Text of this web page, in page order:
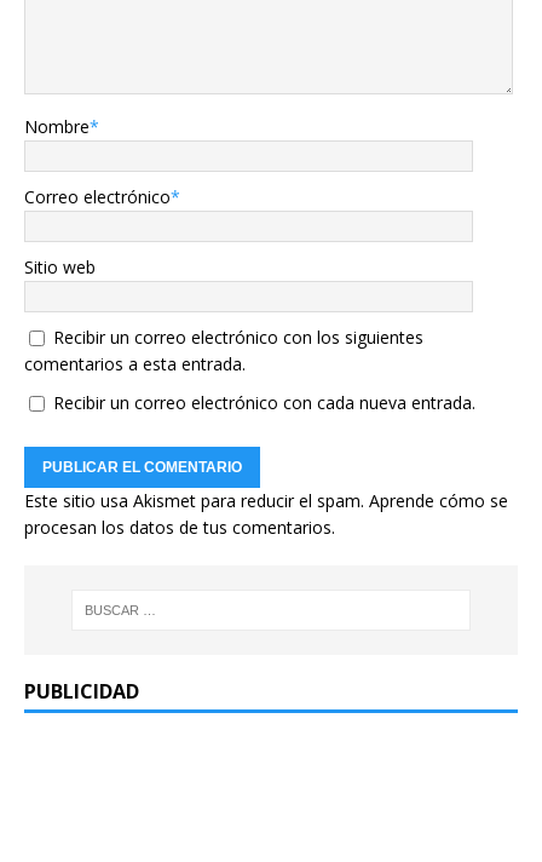
Nombre*
Correo electrónico*
Sitio web
Recibir un correo electrónico con los siguientes
comentarios a esta entrada.
Recibir un correo electrónico con cada nueva entrada.
Este sitio usa Akismet para reducir el spam. Aprende cómo se
procesan los datos de tus comentarios.
PUBLICIDAD